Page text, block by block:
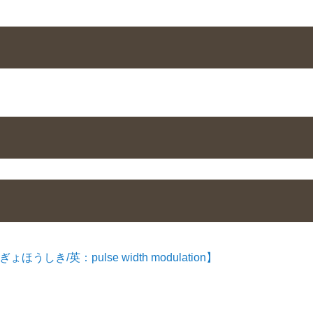
ょほうしき/英：pulse width modulation】